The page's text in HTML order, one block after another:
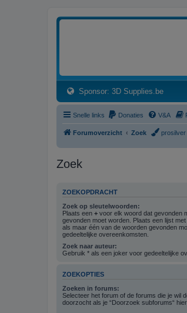
Sponsor: 3D Supplies.be
Snelle links Donaties V&A
Forumoverzicht Zoek prosilver
Zoek
ZOEKOPDRACHT
Zoek op sleutelwoorden:
Plaats een + voor elk woord dat gevonden
gevonden moet worden. Plaats een lijst
als maar één van de woorden gevonden
gedeeltelijke overeenkomsten.
Zoek naar auteur:
Gebruik * als een joker voor gedeeltelijke
ZOEKOPTIES
Zoeken in forums:
Selecteer het forum of de forums die je wil
doorzocht als je “Doorzoek subforums“